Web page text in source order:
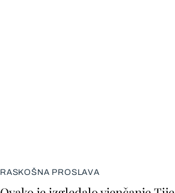
RASKOŠNA PROSLAVA